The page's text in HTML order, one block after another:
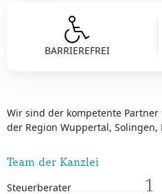
BARRIEREFREI
Wir sind der kompetente
der Region Wuppertal,
Team der Kanzlei
Steuerberater 1